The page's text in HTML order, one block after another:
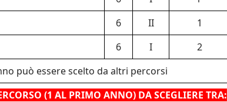
6 II 1
6 I 2
può essere scelto da altri percorsi
(1 AL PRIMO ANNO) DA SCEGLIERE TRA: